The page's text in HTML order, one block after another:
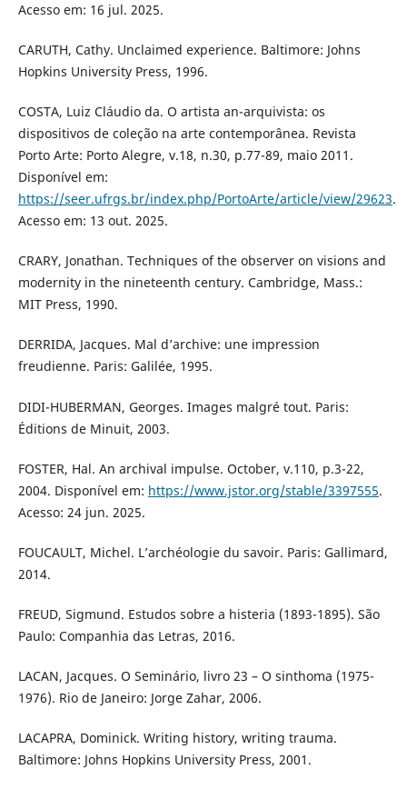
Acesso em: 16 jul. 2025.
CARUTH, Cathy. Unclaimed experience. Baltimore: Johns
Hopkins University Press, 1996.
COSTA, Luiz Cláudio da. O artista an-arquivista: os
dispositivos de coleção na arte contemporânea. Revista
Porto Arte: Porto Alegre, v.18, n.30, p.77-89, maio 2011.
Disponível em:
https://seer.ufrgs.br/index.php/PortoArte/article/view/29623.
Acesso em: 13 out. 2025.
CRARY, Jonathan. Techniques of the observer on visions and
modernity in the nineteenth century. Cambridge, Mass.:
MIT Press, 1990.
DERRIDA, Jacques. Mal d’archive: une impression
freudienne. Paris: Galilée, 1995.
DIDI-HUBERMAN, Georges. Images malgré tout. Paris:
Éditions de Minuit, 2003.
FOSTER, Hal. An archival impulse. October, v.110, p.3-22,
2004. Disponível em: https://www.jstor.org/stable/3397555.
Acesso: 24 jun. 2025.
FOUCAULT, Michel. L’archéologie du savoir. Paris: Gallimard,
2014.
FREUD, Sigmund. Estudos sobre a histeria (1893-1895). São
Paulo: Companhia das Letras, 2016.
LACAN, Jacques. O Seminário, livro 23 – O sinthoma (1975-
1976). Rio de Janeiro: Jorge Zahar, 2006.
LACAPRA, Dominick. Writing history, writing trauma.
Baltimore: Johns Hopkins University Press, 2001.